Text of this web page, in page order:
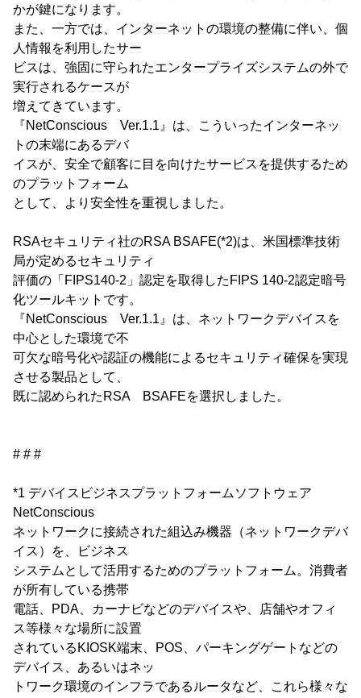
かが鍵になります。
また、一方では、インターネットの環境の整備に伴い、個
人情報を利用したサー
ビスは、強固に守られたエンタープライズシステムの外で
実行されるケースが
増えてきています。
『NetConscious Ver.1.1』は、こういったインターネッ
トの末端にあるデバ
イスが、安全で顧客に目を向けたサービスを提供するため
のプラットフォーム
として、より安全性を重視しました。
RSAセキュリティ社のRSA BSAFE(*2)は、米国標準技術
局が定めるセキュリティ
評価の「FIPS140-2」認定を取得したFIPS 140-2認定暗号
化ツールキットです。
『NetConscious Ver.1.1』は、ネットワークデバイスを
中心とした環境で不
可欠な暗号化や認証の機能によるセキュリティ確保を実現
させる製品として、
既に認められたRSA BSAFEを選択しました。
# # #
*1 デバイスビジネスプラットフォームソフトウェア
NetConscious
ネットワークに接続された組込み機器（ネットワークデバ
イス）を、ビジネス
システムとして活用するためのプラットフォーム。消費者
が所有している携帯
電話、PDA、カーナビなどのデバイスや、店舗やオフィ
ス等様々な場所に設置
されているKIOSK端末、POS、パーキングゲートなどの
デバイス、あるいはネッ
トワーク環境のインフラであるルータなど、これら様々な